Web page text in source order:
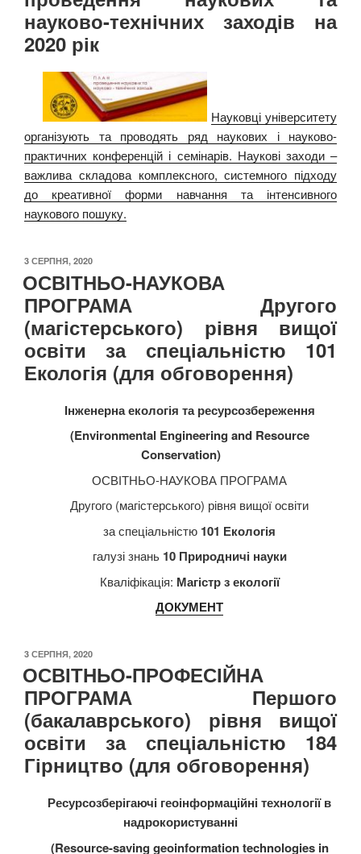
науково-технічних заходів на
2020 рік
Науковці університету
організують та проводять ряд наукових і науково-
практичних конференцій і семінарів. Наукові заходи –
важлива складова комплексного, системного підходу
до креативної форми навчання та інтенсивного
наукового пошуку.
ОПУБЛІКОВАНО
3 СЕРПНЯ, 2020
ОСВІТНЬО-НАУКОВА
ПРОГРАМА Другого
(магістерського) рівня вищої
освіти за спеціальністю 101
Екологія (для обговорення)
Інженерна екологія та ресурсозбереження
(Environmental Engineering and Resource
Conservation)
ОСВІТНЬО-НАУКОВА ПРОГРАМА
Другого (магістерського) рівня вищої освіти
за спеціальністю 101 Екологія
галузі знань 10 Природничі науки
Кваліфікація: Магістр з екології
ДОКУМЕНТ
ОПУБЛІКОВАНО
3 СЕРПНЯ, 2020
ОСВІТНЬО-ПРОФЕСІЙНА
ПРОГРАМА Першого
(бакалаврського) рівня вищої
освіти за спеціальністю 184
Гірництво (для обговорення)
Ресурсозберігаючі геоінформаційні технології в
надрокористуванні
(Resource-saving geoinformationtechnologies in